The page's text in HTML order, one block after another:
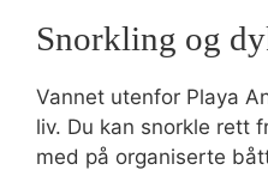
Snorkling og
Vannet utenfor Playa
liv. Du kan snorkle rett
med på organiserte